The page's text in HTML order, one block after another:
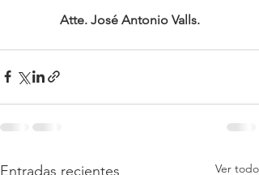
Atte. José Antonio Valls.
Entradas recientes Ver todo